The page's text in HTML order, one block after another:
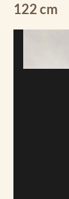
122 cm